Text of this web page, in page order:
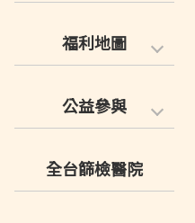
福利地圖
公益參與
全台篩檢醫院